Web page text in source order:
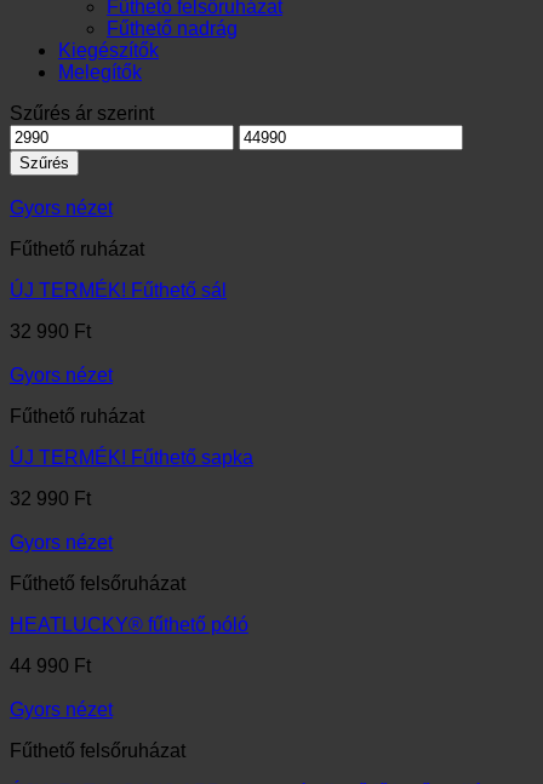
Fűthető felsőruházat
Fűthető nadrág
Kiegészítők
Melegítők
Szűrés ár szerint
Min
ár
Max
ár
Szűrés
Gyors nézet
Fűthető ruházat
ÚJ TERMÉK! Fűthető sál
32 990 Ft
Gyors nézet
Fűthető ruházat
ÚJ TERMÉK! Fűthető sapka
32 990 Ft
Gyors nézet
Fűthető felsőruházat
HEATLUCKY® fűthető póló
44 990 Ft
Gyors nézet
Fűthető felsőruházat